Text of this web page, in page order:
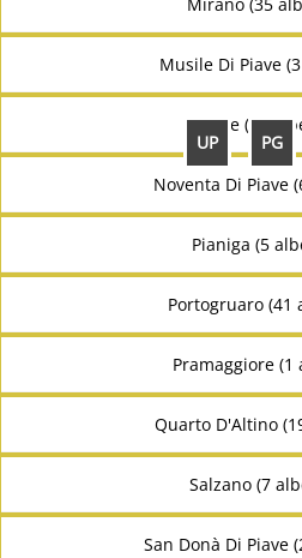
UP PG
Mirano (35
Musile Di Piave
Noale (10
Noventa Di Piave
Pianiga (5
Portogruaro (41
Pramaggiore (1
Quarto D'Altino
Salzano (7
San Donà Di Piave